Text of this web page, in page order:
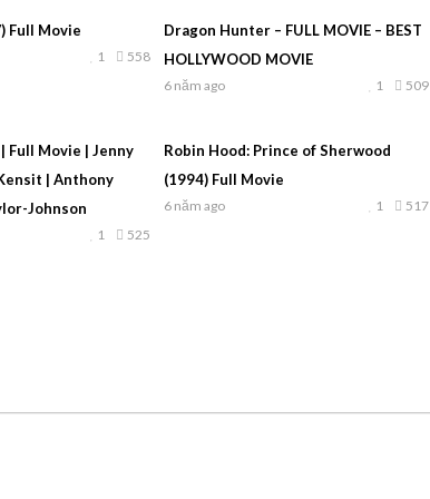
Full Movie
558
1
Dragon Hunter – FULL MOVIE – BEST
HOLLYWOOD MOVIE
6 năm ago 509
1
Full Movie | Jenny
| Anthony
Johnson
525
1
Robin Hood: Prince of Sherwood
(1994) Full Movie
6 năm ago 517
1